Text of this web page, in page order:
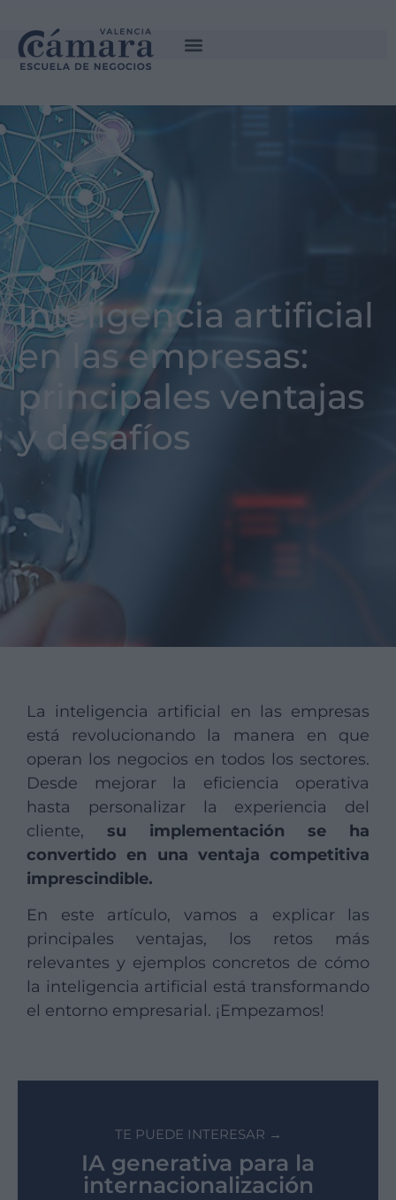
Inteligencia artificial
en las empresas:
principales ventajas
y desafíos
La inteligencia artificial en las empresas
está revolucionando la manera en que
operan los negocios en todos los sectores.
Desde mejorar la eficiencia operativa
hasta personalizar la experiencia del
cliente, su implementación se ha
convertido en una ventaja competitiva
imprescindible.
En este artículo, vamos a explicar las
principales ventajas, los retos más
relevantes y ejemplos concretos de cómo
la inteligencia artificial está transformando
el entorno empresarial. ¡Empezamos!
TE PUEDE INTERESAR →
IA generativa para la
internacionalización